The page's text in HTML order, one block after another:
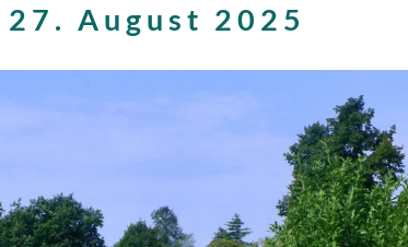
27. August 2025